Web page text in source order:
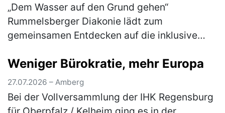
„Dem Wasser auf den Grund gehen“
Rummelsberger Diakonie lädt zum
gemeinsamen Entdecken auf die inklusive
ein Dem Element Wasser gehen die
Teilnehmer*innen am Mitt…
Weniger Bürokratie, mehr Europa
27.07.2026 – Amberg
Bei der Vollversammlung der IHK Regensburg